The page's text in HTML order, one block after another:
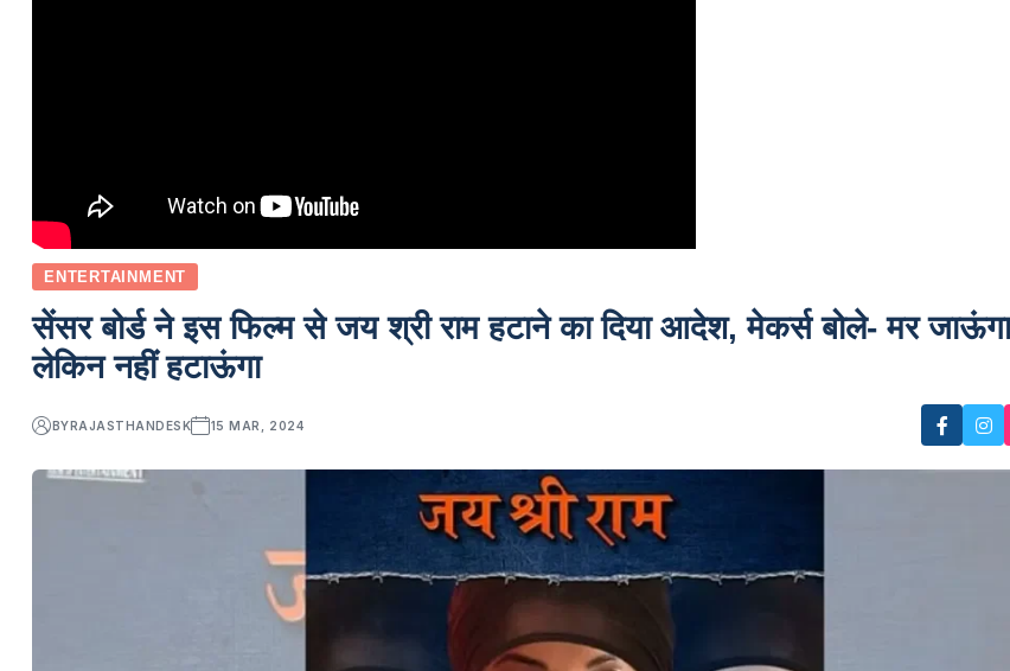
ENTERTAINMENT
सेंसर बोर्ड ने इस फिल्म से जय श्री राम हटाने का दिया आदेश, मेकर्स बोले- मर जाऊंगा
लेकिन नहीं हटाऊंगा
BYRAJASTHANDESK 15 MAR, 2024